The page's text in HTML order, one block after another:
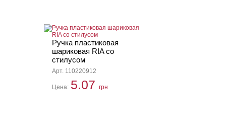
Ручка пластиковая
шариковая RIA со
стилусом
Арт. 110220912
Цена: 5.07 грн